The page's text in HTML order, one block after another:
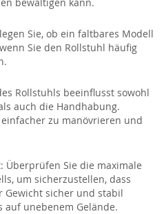
Sie, ob ein faltbares Modell
Sie den Rollstuhl häufig
Rollstuhls beeinflusst sowohl
auch die Handhabung.
zu manövrieren und
Überprüfen Sie die maximale
um sicherzustellen, dass
Gewicht sicher und stabil
auf unebenem Gelände.